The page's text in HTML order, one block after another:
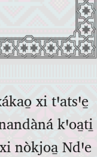
xi tꞌatsꞌe̱
kꞌoa̱ti̱
nòkjoa̱ Ndꞌe